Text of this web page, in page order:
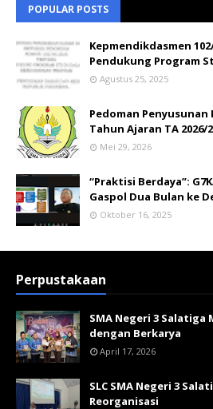
POPULAR POSTS
Kepmendikdasmen
Pendukung Program
Agustus 25, 2025
Pedoman
Tahun Ajaran TA 2026/
Mei 29, 2026
“Praktisi Berdaya”:
Gaspol Dua Bulan ke
Oktober 16, 2025
Perpustakaan
SMA Negeri 3
dengan Berkarya
April 17, 2026
SLC SMA Negeri 3
Reorganisasi